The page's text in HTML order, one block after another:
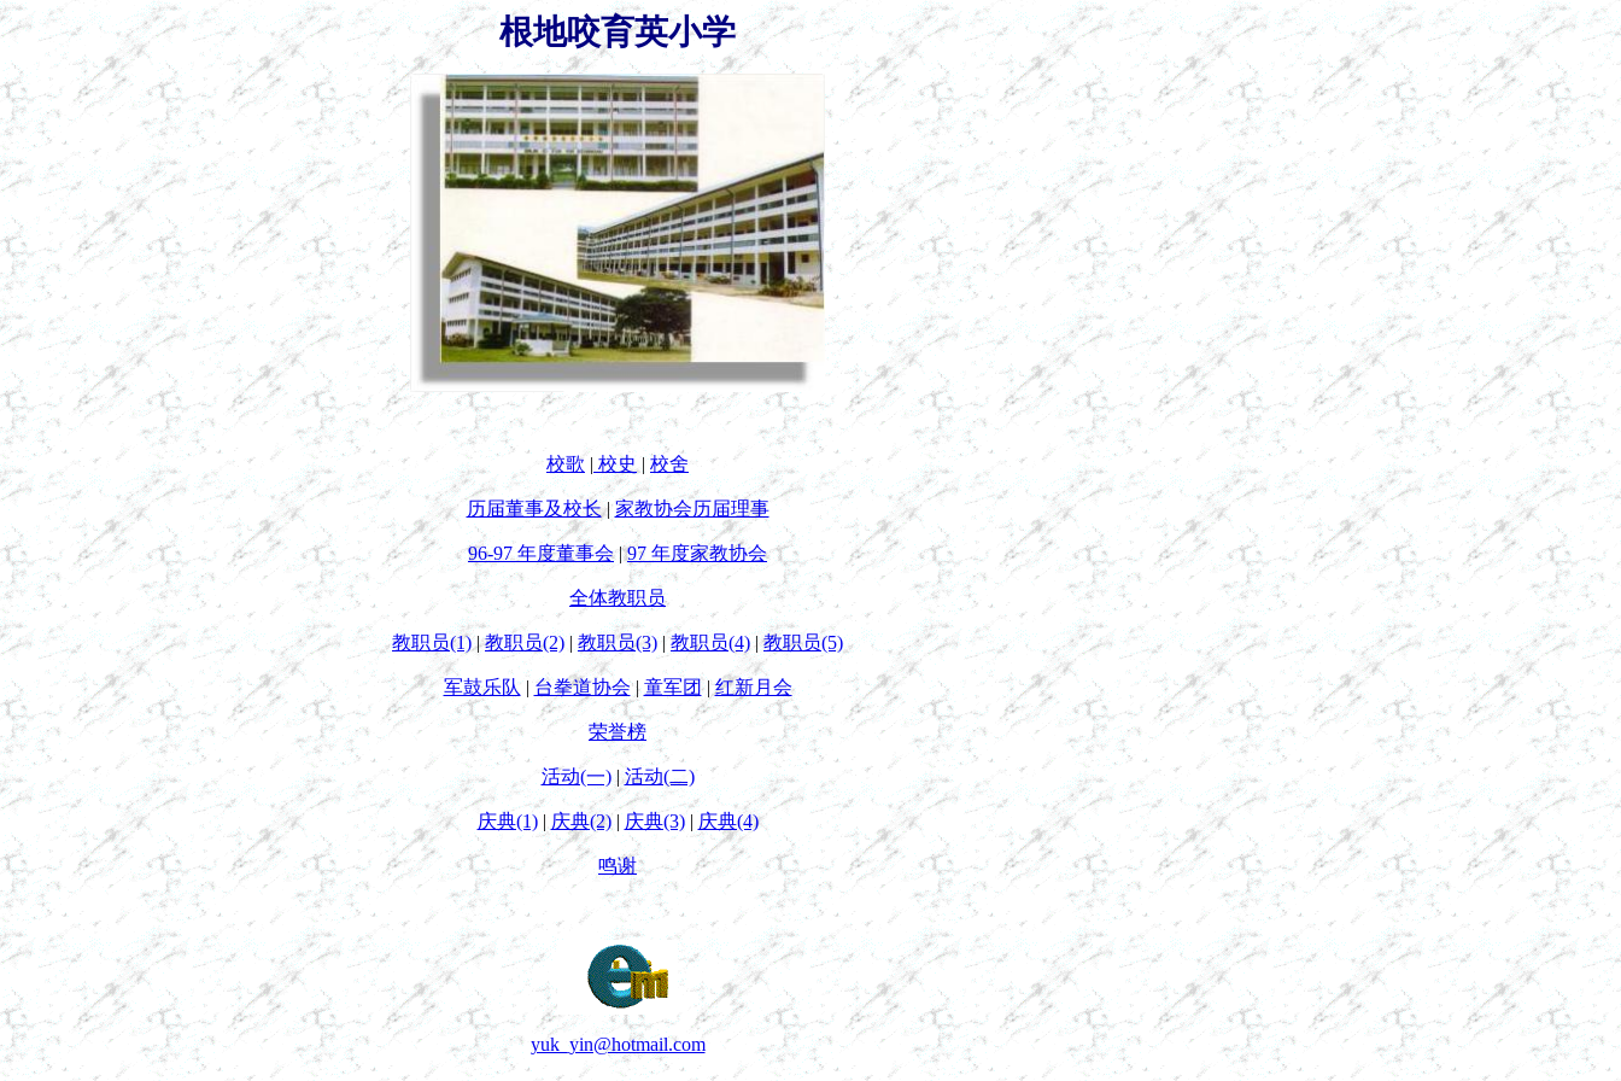
根地咬育英小学
校歌 | 校史 |校舍
历届董事及校长|家教协会历届理事
96-97 年度董事会|97 年度家教协会
全体教职员
教职员(1)|教职员(2)| 教职员(3)| 教职员(4)|教职员(5)
军鼓乐队| 台拳道协会|童军团|红新月会
荣誉榜
活动(一)|活动(二)
庆典(1)| 庆典(2)|庆典(3)| 庆典(4)
鸣谢
yuk_yin@hotmail.com